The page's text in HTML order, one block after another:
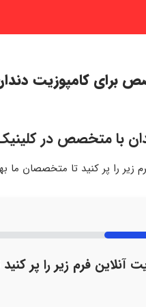
برای کامپوزیت
با متخصص در
زیر را پر کنید تا متخصصان ما
آنلاین فرم زیر را پر